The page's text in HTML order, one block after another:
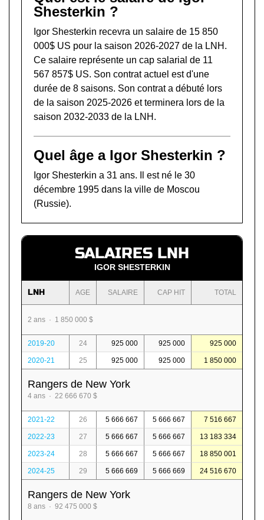
Shesterkin ?
Igor Shesterkin recevra un salaire de 15 850
000$ US pour la saison 2026-2027 de la LNH.
Ce salaire représente un cap salarial de 11
567 857$ US. Son contrat actuel est d'une
durée de 8 saisons. Son contrat a débuté lors
de la saison 2025-2026 et terminera lors de la
saison 2032-2033 de la LNH.
Quel âge a Igor Shesterkin ?
Igor Shesterkin a 31 ans. Il est né le 30
décembre 1995 dans la ville de Moscou
(Russie).
SALAIRES LNH
IGOR SHESTERKIN
LNH AGE SALAIRE CAP HIT TOTAL
2 ans · 1 850 000 $
2019-20 24 925 000 925 000 925 000
2020-21 25 925 000 925 000 1 850 000
Rangers de New York
4 ans · 22 666 670 $
2021-22 26 5 666 667 5 666 667 7 516 667
2022-23 27 5 666 667 5 666 667 13 183 334
2023-24 28 5 666 667 5 666 667 18 850 001
2024-25 29 5 666 669 5 666 669 24 516 670
Rangers de New York
8 ans · 92 475 000 $